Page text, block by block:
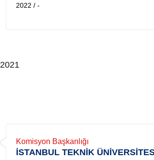
2022 / -
2021
Komisyon Başkanlığı
İSTANBUL TEKNİK